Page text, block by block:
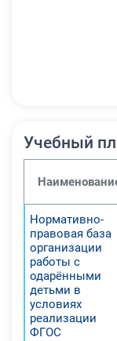
Учебный
Нормативно-
правовая база
организации
работы с
одарёнными
детьми в
условиях
реализации
ФГОС